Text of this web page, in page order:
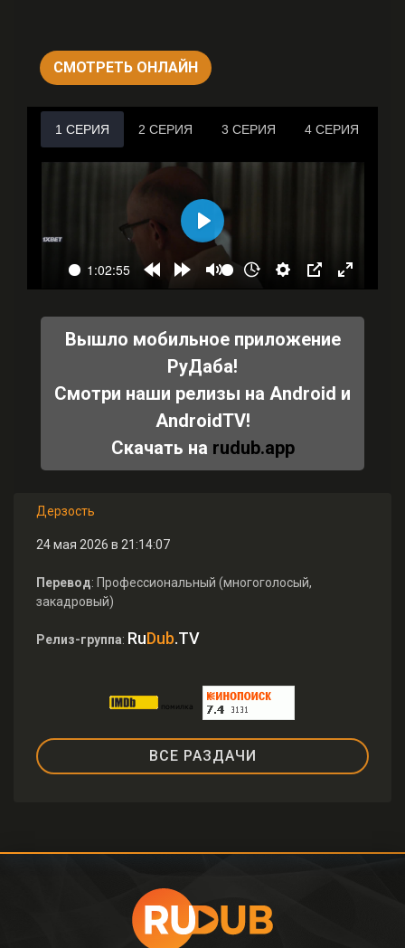
СМОТРЕТЬ ОНЛАЙН
Вышло мобильное приложение
РуДаба!
Смотри наши релизы на Android и
AndroidTV!
Скачать на rudub.app
Дерзость
24 мая 2026 в 21:14:07
Перевод: Профессиональный (многоголосый,
закадровый)
Релиз-группа: RuDub.TV
ВСЕ РАЗДАЧИ